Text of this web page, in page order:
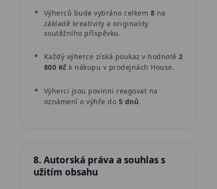
Výherců bude vybráno celkem 8 na
základě kreativity a originality
soutěžního příspěvku.
Každý výherce získá poukaz v hodnotě2
800 Kč k nákupu v prodejnách House.
Výherci jsou povinni reagovat na
oznámení o výhře do 5 dnů.
8. Autorská práva a souhlas s
užitím obsahu